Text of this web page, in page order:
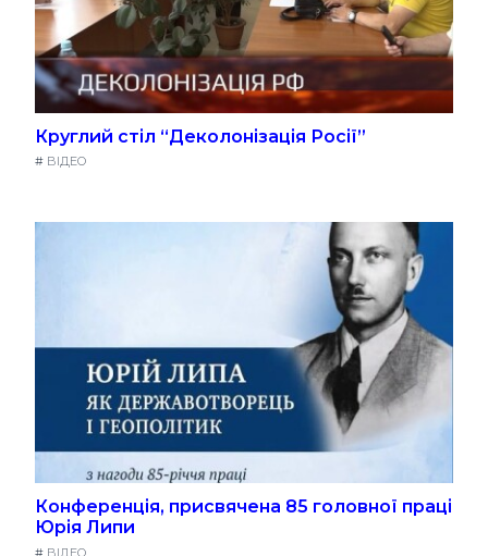
Круглий стіл “Деколонізація Росії”
# ВІДЕО
Конференція, присвячена 85 головної праці
Юрія Липи
# ВІДЕО